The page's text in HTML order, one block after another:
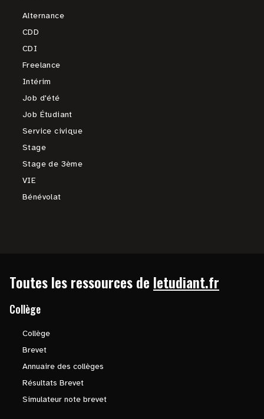
Alternance
CDD
CDI
Freelance
Intérim
Job d'été
Job Étudiant
Service civique
Stage
Stage de 3ème
VIE
Bénévolat
Toutes les ressources de letudiant.fr
Collège
Collège
Brevet
Annuaire des collèges
Résultats Brevet
Simulateur note brevet